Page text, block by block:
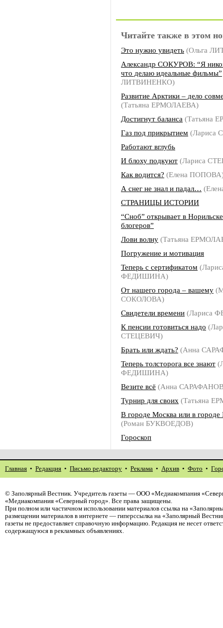
Читайте также в этом
Это нужно увидеть (Ольга
Александр СОКУРОВ: “Я
что делаю идеальные фильмы”
ЛИТВИНЕНКО)
Развитие Арктики – дело
(Татьяна ЕРМОЛАЕВА)
Достигнут баланса (Татьяна
Газ под прикрытием (Лариса
Работают вглубь
И блоху подкуют (Лариса
Как водится? (Елена
А снег не знал и падал…
СТРАНИЦЫ ИСТОРИИ
“Сноб” открывает в
блогеров”
Лови волну (Татьяна
Погружение и мотивация
Теперь с сертификатом
ФЕДИШИНА)
От нашего города – вашему
СОКОЛОВА)
Свидетели времени (Лариса
К пенсии готовиться надо
СТЕЦЕВИЧ)
Брать или ждать? (Анна
Теперь толсторога все знают
ФЕДИШИНА)
Везите всё (Анна
Турнир для своих (Татьяна
В городе Москва или в городе
(Роман БУКВОЕДОВ)
Гороскоп
Главная • Редакция • Письмо редактору • Реклама • Архив • Фото •
© Заполярный Вестник. Учредитель газеты — ООО «Медиакомпания
«Медиакомпания «Северный город». Все права защищены.
При полном или частичном использовании материалов ссылка на
размещении материалов в интернете — гиперссылка на «Заполярный
газеты не предоставляет справочную информацию. Редакция не несет
содержащуюся в рекламных объявлениях.